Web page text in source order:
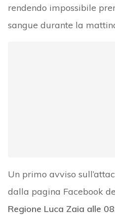
rendendo impossibile
sangue durante la
Un primo avviso
dalla pagina Facebook
Regione Luca Zaia alle